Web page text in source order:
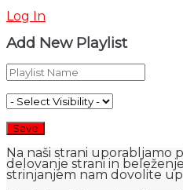
Log In
Add New Playlist
Na naši strani uporabljamo
delovanje strani in
strinjanjem nam dovolite